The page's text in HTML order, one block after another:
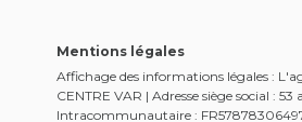
Mentions légales
Affichage des informations légales :
CENTRE VAR | Adresse siège social :
Intracommunautaire :